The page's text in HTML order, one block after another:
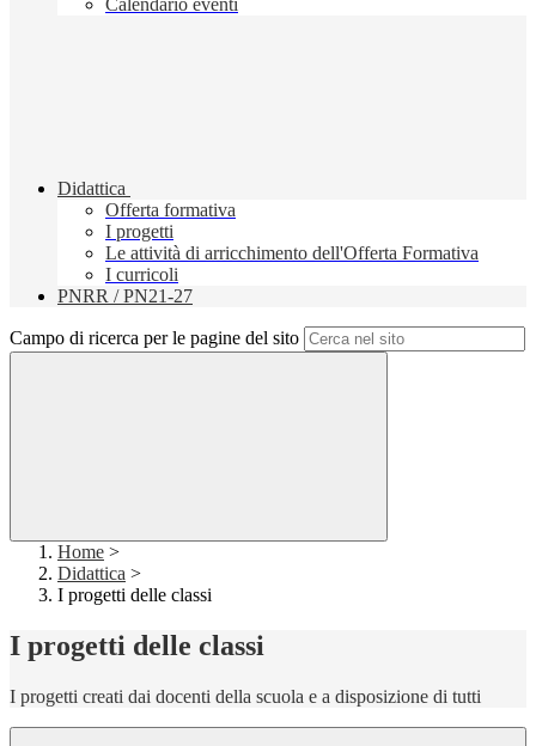
Calendario eventi
Didattica
Offerta formativa
I progetti
Le attività di arricchimento dell'Offerta Formativa
I curricoli
PNRR / PN21-27
Campo di ricerca per le pagine del sito
Home >
Didattica >
I progetti delle classi
I progetti delle classi
I progetti creati dai docenti della scuola e a disposizione di tutti